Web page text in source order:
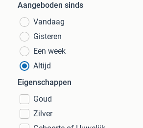
Aangeboden sinds
Vandaag
Gisteren
Een week
Altijd
Eigenschappen
Goud
Zilver